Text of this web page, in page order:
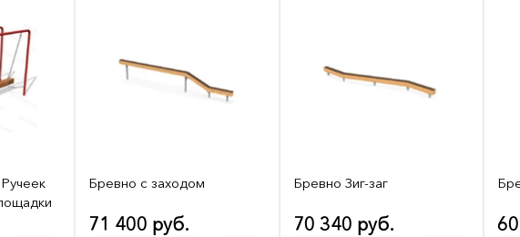
Бревно с заходом
71 400 руб.
Бревно Зиг-заг
70 340 руб.